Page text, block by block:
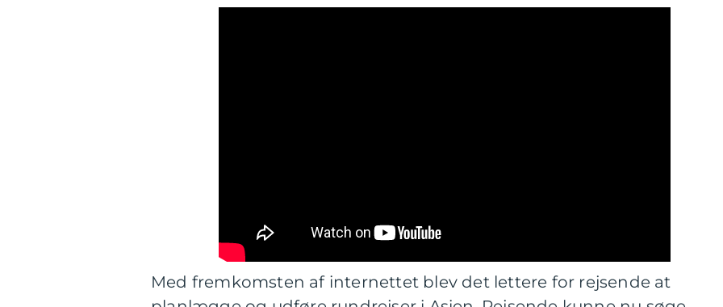
Med fremkomsten af internettet blev det lettere for rejsende at